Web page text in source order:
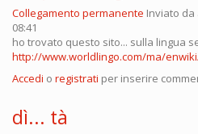
Collegamento permanente Inviato da
08:41
ho trovato questo sito... sulla lingua
http://www.worldlingo.com/ma/
Accedi o registrati per inserire
dì... tà